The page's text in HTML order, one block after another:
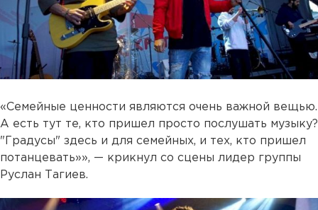
«Семейные ценности являются очень важной вещью.
А есть тут те, кто пришел просто послушать музыку?
"Градусы" здесь и для семейных, и тех, кто пришел
потанцевать»», — крикнул со сцены лидер группы
Руслан Тагиев.